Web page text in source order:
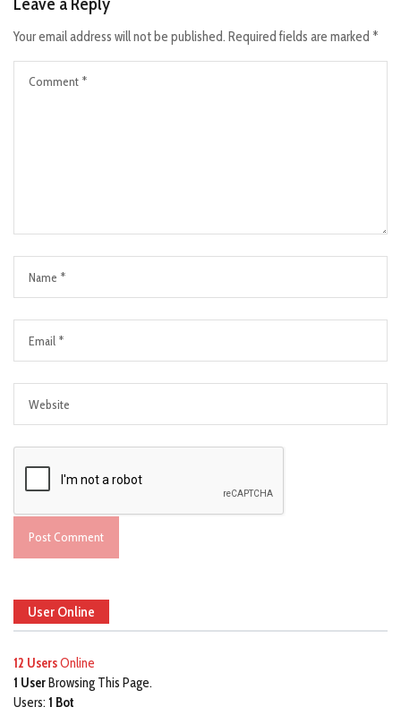
Your email address will not be published. Required fields are marked *
User Online
12 UsersOnline
1 UserBrowsing This Page.
Users: 1 Bot